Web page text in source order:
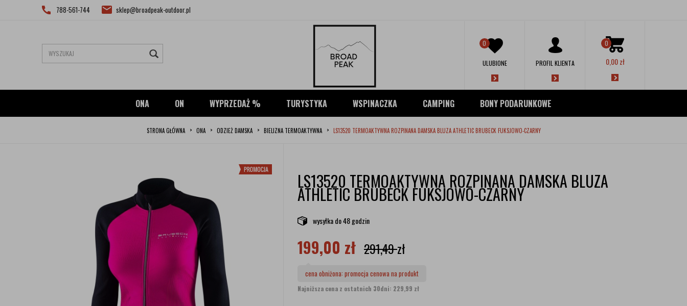
788-561-744 sklep@broadpeak-outdoor.pl
0
0,00zł
0
ULUBIONE PROFIL KLIENTA
ONA ON WYPRZEDAŻ % TURYSTYKA WSPINACZKA CAMPING BONY PODARUNKOWE
STRONA GŁÓWNA ONA ODZIEŻ DAMSKA BIELIZNA TERMOAKTYWNA LS13520 TERMOAKTYWNA ROZPINANA DAMSKA BLUZA ATHLETIC BRUBECK FUKSJOWO-CZARNY
LS13520 TERMOAKTYWNA ROZPINANA DAMSKA BLUZA
ATHLETIC BRUBECK FUKSJOWO-CZARNY
wysyłkado 48 godzin
199,00 zł 291,49zł
cena obniżona: promocja cenowa na produkt
Najniższa cena z ostatnich 30dni: 229,99 zł